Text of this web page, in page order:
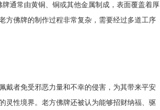
通常由黄铜、铜或其他金属制成，表面覆盖着厚
方佛牌的制作过程非常复杂，需要经过多道工序
戴者免受邪恶力量和不幸的侵害，为其带来平安
灵性境界。老方佛牌还被认为能够招财纳福、驱